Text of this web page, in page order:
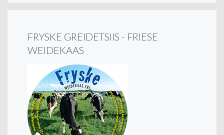
FRYSKE GREIDETSIIS - FRIESE
WEIDEKAAS